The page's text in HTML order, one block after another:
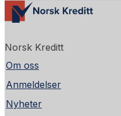
Norsk Kreditt
Om oss
Anmeldelser
Nyheter